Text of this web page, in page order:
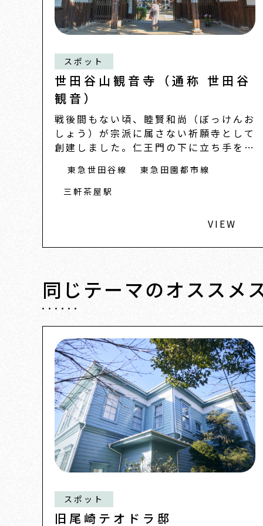
スポット
世田谷山観音寺（通称 世田谷
観音）
戦後間もない頃、睦賢和尚（ぼっけんお
しょう）が宗派に属さない祈願寺として
創建しました。仁王門の下に立ち手を叩
東急世田谷線
東急田園都市線
三軒茶屋駅
VIEW
同じテーマのオススメ
スポット
旧尾崎テオドラ邸